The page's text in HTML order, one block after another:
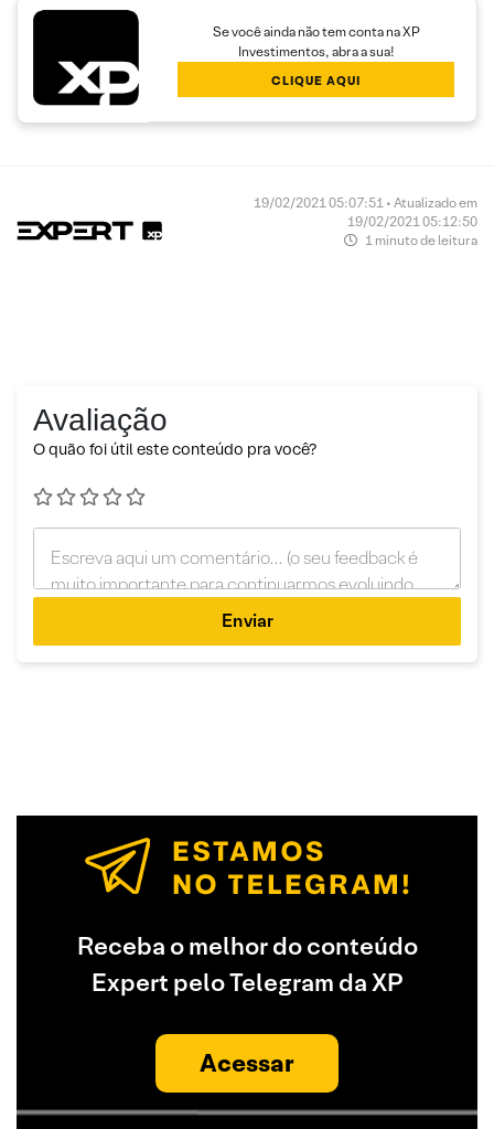
Se você ainda não tem conta na XP
Investimentos, abra a sua!
CLIQUE AQUI
19/02/2021 05:07:51 • Atualizado em
19/02/2021 05:12:50
1 minuto de leitura
Avaliação
O quão foi útil este conteúdo pra você?
Enviar
Receba o melhor do conteúdo
Expert pelo Telegram da XP
Acessar